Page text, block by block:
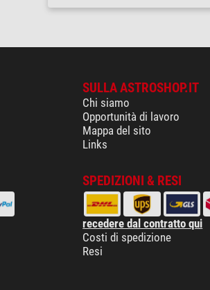
SULLA ASTROSHOP.IT
Chi siamo
Opportunità di lavoro
Mappa del sito
Links
SPEDIZIONI & RESI
recedere dal contratto qui
Costi di spedizione
Resi